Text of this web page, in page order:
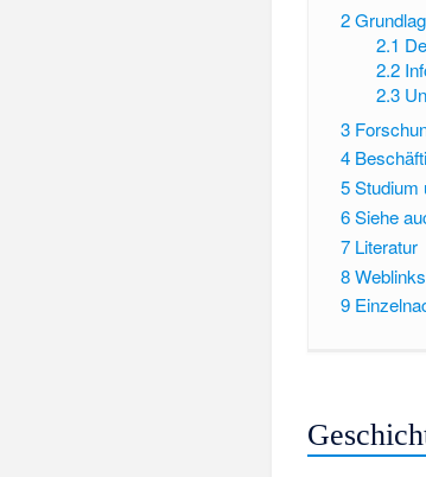
2
2.1
2.2
2.3
3
4
5Studium
6Siehe
7 Literatur
8Weblinks
9